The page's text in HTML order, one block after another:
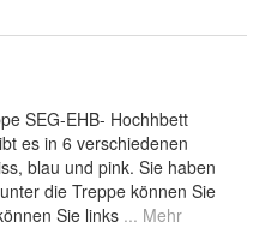
SEG-EHB- Hochhbett
es in 6 verschiedenen
blau und pink. Sie haben
die Treppe können Sie
Sie links ... Mehr